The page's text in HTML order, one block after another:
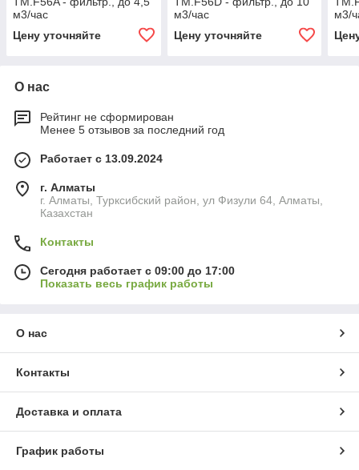
м3/час
Цену уточняйте
м3/час
Цену уточняйте
м3/
О нас
Рейтинг не сформирован
Менее 5 отзывов за последний год
Работает с 13.09.2024
г. Алматы
г. Алматы, Турксибский район, ул Физули 64, Алматы,
Казахстан
Контакты
Сегодня работает с 09:00 до 17:00
Показать весь график работы
О нас
Контакты
Доставка и оплата
График работы